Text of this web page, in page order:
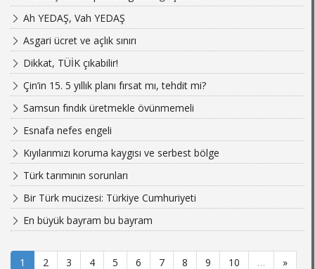
Ah YEDAŞ, Vah YEDAŞ
Asgari ücret ve açlık sınırı
Dikkat, TÜİK çıkabilir!
Çin’in 15. 5 yıllık planı fırsat mı, tehdit mi?
Samsun fındık üretmekle övünmemeli
Esnafa nefes engeli
Kıyılarımızı koruma kaygısı ve serbest bölge
Türk tarımının sorunları
Bir Türk mucizesi: Türkiye Cumhuriyeti
En büyük bayram bu bayram
1 2 3 4 5 6 7 8 9 10 …
»